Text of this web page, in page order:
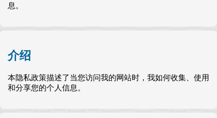
息。
介绍
本隐私政策描述了当您访问我的网站时，我如何收集、使用
和分享您的个人信息。